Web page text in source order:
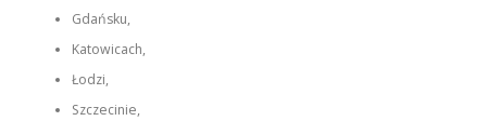
Gdańsku,
Katowicach,
Łodzi,
Szczecinie,